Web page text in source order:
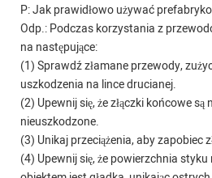
P: Jak prawidłowo używać
Odp.: Podczas korzystania z
na następujące:
(1) Sprawdź złamane przewody,
uszkodzenia na lince drucianej.
(2) Upewnij się, że złączki końcowe są
nieuszkodzone.
(3) Unikaj przeciążenia, aby zapobiec
(4) Upewnij się, że powierzchnia styku